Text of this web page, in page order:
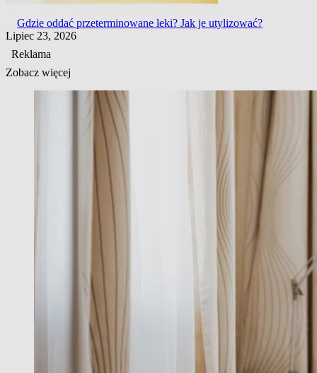
Gdzie oddać przeterminowane leki? Jak je utylizować?
Lipiec 23, 2026
Reklama
Zobacz więcej